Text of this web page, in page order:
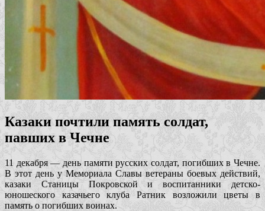
Казаки почтили память солдат,
павших в Чечне
11 декабря — день памяти русских солдат, погибших в Чечне.
В этот день у Мемориала Славы ветераны боевых действий,
казаки Станицы Покровской и воспитанники детско-
юношеского казачьего клуба Ратник возложили цветы в
память о погибших воинах.